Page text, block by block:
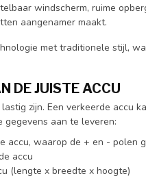
windscherm, ruime
aangenamer maakt.
met traditionele stijl,
DE JUISTE ACCU
zijn. Een verkeerde
gegevens aan te leveren:
accu, waarop de + en - polen
accu
(lengte x breedte x hoogte)